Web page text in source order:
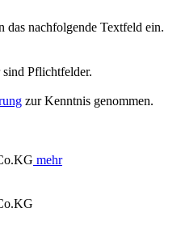
das nachfolgende Textfeld ein.
Pflichtfelder.
zur Kenntnis genommen.
mehr